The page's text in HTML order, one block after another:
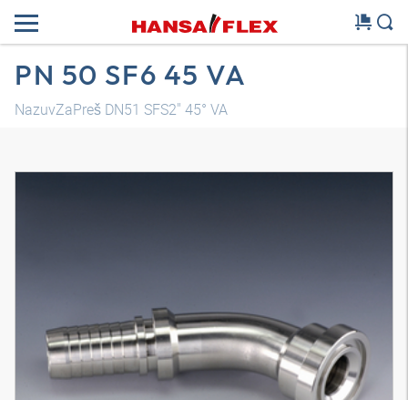
PN 50 SF6 45 VA
NazuvZaPreš DN51 SFS2" 45° VA